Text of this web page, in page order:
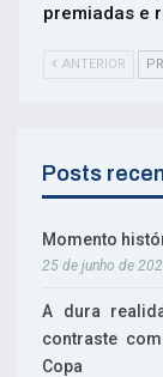
premiadas e
ANTERIOR
Posts
Momento
25 de junho de
A dura
contraste
Copa